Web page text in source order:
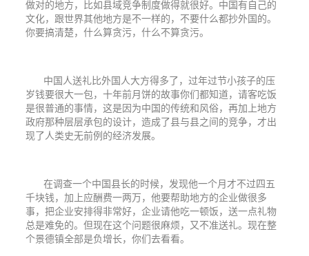
做对的地方，比如县域竞争制度做得就很好。中国有自己的
文化，跟世界其他地方是不一样的，不要什么都抄外国的。
你要搞清楚，什么算贪污，什么不算贪污。
中国人送礼比外国人大方得多了，过年过节小孩子的压
岁钱要很大一包，十年前月饼的故事你们都知道，请客吃饭
是很普通的事情，这是因为中国的传统和风俗，再加上地方
政府那种层层承包的设计，造成了县与县之间的竞争，才出
现了人类史无前例的经济发展。
在调查一个中国县长的时候，发现他一个月才不过四五
千块钱，加上应酬费一两万，他要帮助地方的企业做很多
事，把企业安排得非常好，企业请他吃一顿饭，送一点礼物
总是难免的。但现在这个问题很麻烦，又不准送礼。现在整
个景德镇全部是负增长，你们去看看。